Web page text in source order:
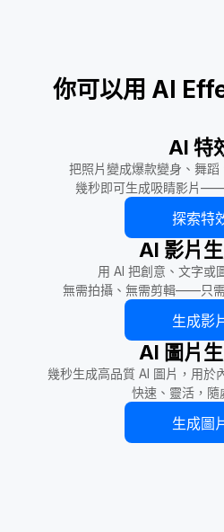
你可以用 AI
AI 特
把照片變成爆款變身、舞蹈
幾秒即可生成吸睛影片——
探索特
AI 影片
用 AI 把創意、文字或
無需拍攝、無需剪輯——只需
生成影
AI 圖片
幾秒生成高品質 AI 圖片，用於
快速、靈活，隨
生成圖